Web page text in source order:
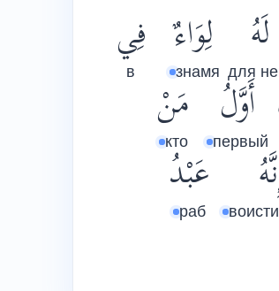
لَهُ
для
لِوَاءٌ
знамя
فِي
в
أَوَّلُ
первый
مَنْ
кто
عَبْدُ
раб